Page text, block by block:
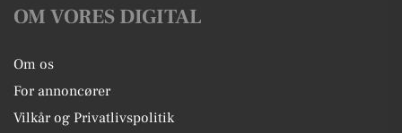
OM VORES DIGITAL
Om os
For annoncører
Vilkår og Privatlivspolitik